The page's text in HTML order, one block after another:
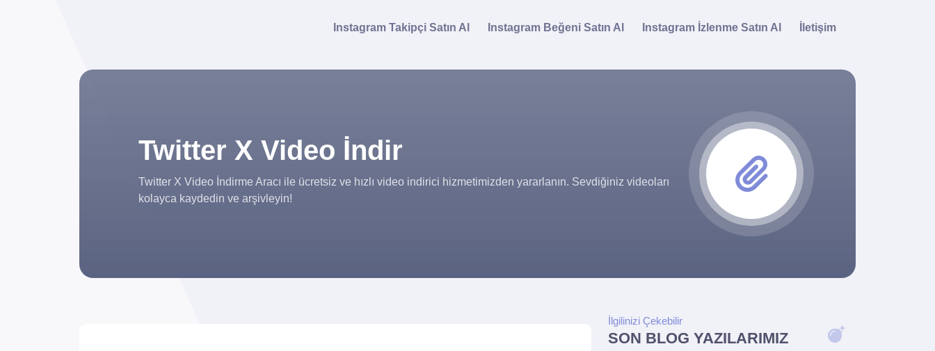
Instagram Takipçi Satın Al Instagram Beğeni Satın Al Instagram İzlenme Satın Al İletişim
Twitter X Video İndir
Twitter X Video İndirme Aracı ile ücretsiz ve hızlı video indirici hizmetimizden yararlanın. Sevdiğiniz videoları
kolayca kaydedin ve arşivleyin!
İlgilinizi Çekebilir
SON BLOG YAZILARIMIZ